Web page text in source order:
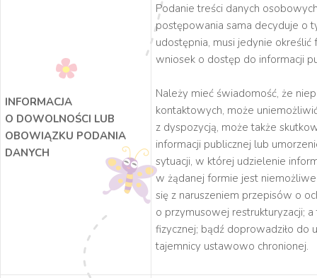
INFORMACJA
O DOWOLNOŚCI LUB
OBOWIĄZKU PODANIA
DANYCH
Podanie treści danych
postępowania sama decyduje o
udostępnia, musi jedynie
wniosek o dostęp do informacji
Należy mieć świadomość, że
kontaktowych, może
z dyspozycją, może także
informacji publicznej lub
sytuacji, w której udzielenie
w żądanej formie jest
się z naruszeniem przepisów o
o przymusowej restrukturyzacji;
fizycznej; bądź doprowadziło do
tajemnicy ustawowo chronionej.